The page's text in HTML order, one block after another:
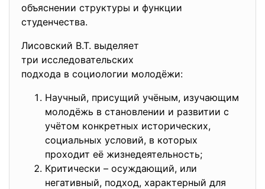
объяснении структуры и функции
студенчества.
Лисовский В.Т. выделяет
три исследовательских
подхода в социологии молодёжи:
Научный, присущий учёным, изучающим
молодёжь в становлении и развитии с
учётом конкретных исторических,
социальных условий, в которых
проходит её жизнедеятельность;
Критически – осуждающий, или
негативный, подход, характерный для